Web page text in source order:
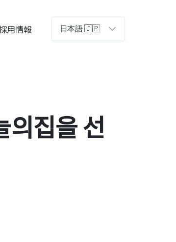
用情報 日本語 🇯🇵
의집을 선